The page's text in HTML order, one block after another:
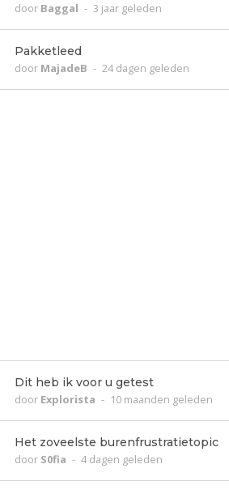
door Baggal - 3 jaar geleden
Pakketleed
door MajadeB - 24 dagen geleden
Dit heb ik voor u getest
door Explorista - 10 maanden geleden
Het zoveelste burenfrustratietopic
door S0fia - 4 dagen geleden